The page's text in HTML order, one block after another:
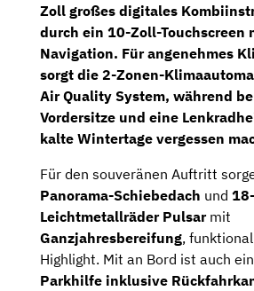
Zoll großes digitales
durch ein 10-Zoll-Touchscreen
Navigation. Für angenehmes
sorgt die 2-Zonen-
Air Quality System, während
Vordersitze und eine
kalte Wintertage vergessen
Für den souveränen Auftritt
Panorama-Schiebedach und
Leichtmetallräder Pulsarmit
Ganzjahresbereifung,
Highlight. Mit an Bord ist auch
Parkhilfe inklusive